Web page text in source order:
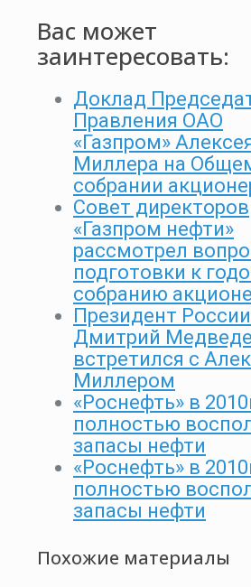
Вас может
заинтересовать:
Доклад
Правления ОАО
«Газпром»
Миллера на
собрании
Совет директоров
«Газпром нефти»
рассмотрел
подготовки к
собранию
Президент России
Дмитрий
встретился с
Миллером
«Роснефть» в
полностью
запасы нефти
«Роснефть» в
полностью
запасы нефти
Похожие материалы